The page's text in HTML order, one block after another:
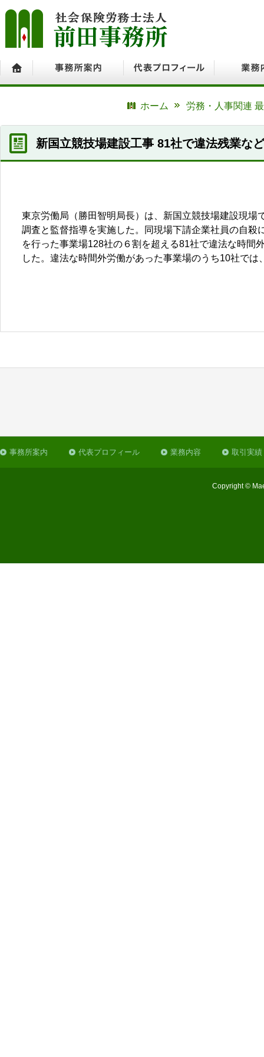
ホーム
労務・人事関連
新国立競技場建設工事 81社で違法残業
東京労働局（勝田智明局長）は、新国立競技場建設現
調査と監督指導を実施した。同現場下請企業社員の自
を行った事業場128社の６割を超える81社で違法な時間
した。違法な時間外労働があった事業場のうち10社で
事務所案内 代表プロフィール 業務内容 取引実績
Copyright ©